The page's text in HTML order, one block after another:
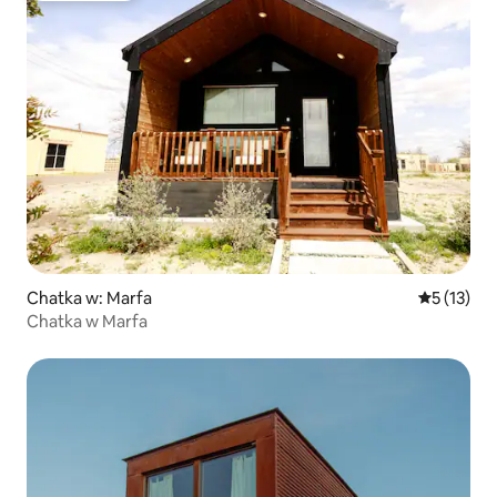
Chatka w: Marfa Średnia
5 (13)
Chatka w Marfa